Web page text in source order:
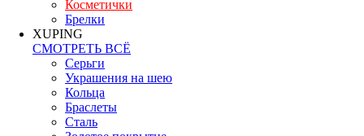
Косметички
Брелки
XUPING
СМОТРЕТЬ ВСЁ
Серьги
Украшения на шею
Кольца
Браслеты
Сталь